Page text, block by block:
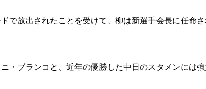
で放出されたことを受けて、柳は新選手会長に任命
・ブランコと、近年の優勝した中日のスタメンには